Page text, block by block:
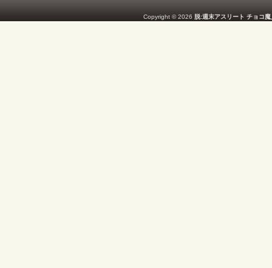
Copyright © 2026 脱:週末アスリート チョコ魔